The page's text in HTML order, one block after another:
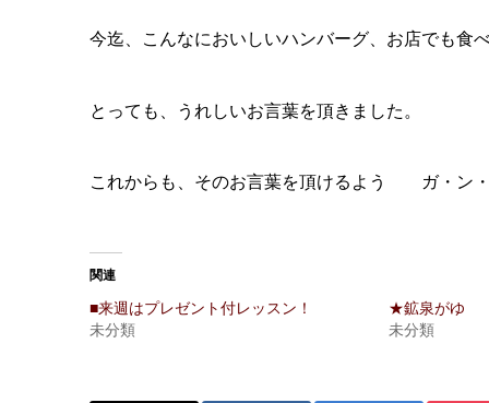
今迄、こんなにおいしいハンバーグ、お店でも食
とっても、うれしいお言葉を頂きました。
これからも、そのお言葉を頂けるよう ガ・ン
関連
■来週はプレゼント付レッスン！
未分類
★鉱泉がゆ
未分類